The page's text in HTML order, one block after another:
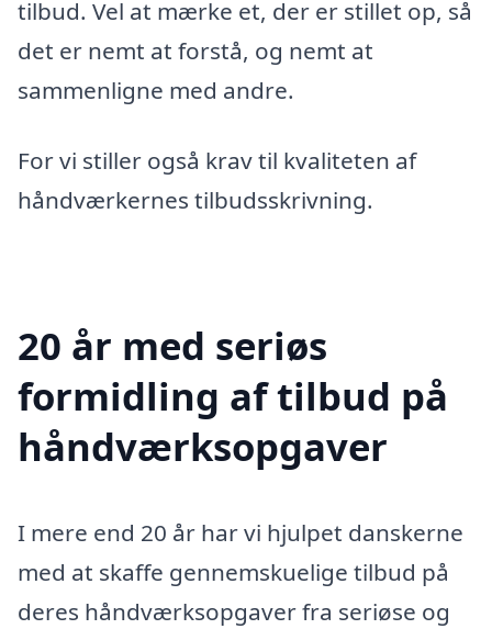
tilbud. Vel at mærke et, der er stillet op, så
det er nemt at forstå, og nemt at
sammenligne med andre.
For vi stiller også krav til kvaliteten af
håndværkernes tilbudsskrivning.
20 år med seriøs
formidling af tilbud på
håndværksopgaver
I mere end 20 år har vi hjulpet danskerne
med at skaffe gennemskuelige tilbud på
deres håndværksopgaver fra seriøse og